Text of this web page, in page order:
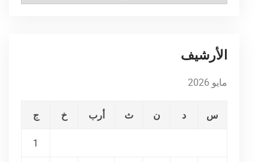
الأرشيف
مايو 2026
س د ن ث أرب خ ج
1